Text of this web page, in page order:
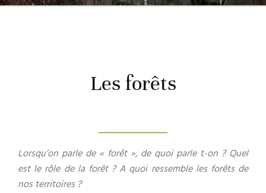
Les forêts
Lorsqu’on parle de « forêt », de quoi parle t-on ? Quel
est le rôle de la forêt ? A quoi ressemble les forêts de
nos territoires ?